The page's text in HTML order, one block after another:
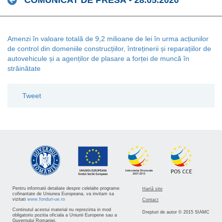
Amenzi în valoare totală de 9,2 milioane de lei în urma acțiunilor
de control din domeniile construcțiilor, întreținerii și reparațiilor de
autovehicule și a agenților de plasare a forței de muncă în
străinătate
Tweet
Pentru informatii detaliate despre celelalte programe
cofinantate de Uniunea Europeana, va invitam sa
vizitati www.fonduri-ue.ro
Continutul acestui material nu reprezinta in mod
obligatoriu pozitia oficiala a Uniunii Europene sau a
Guvernului Romaniei.
Hartă site
Contact
Drepturi de autor © 2015 SIAMC